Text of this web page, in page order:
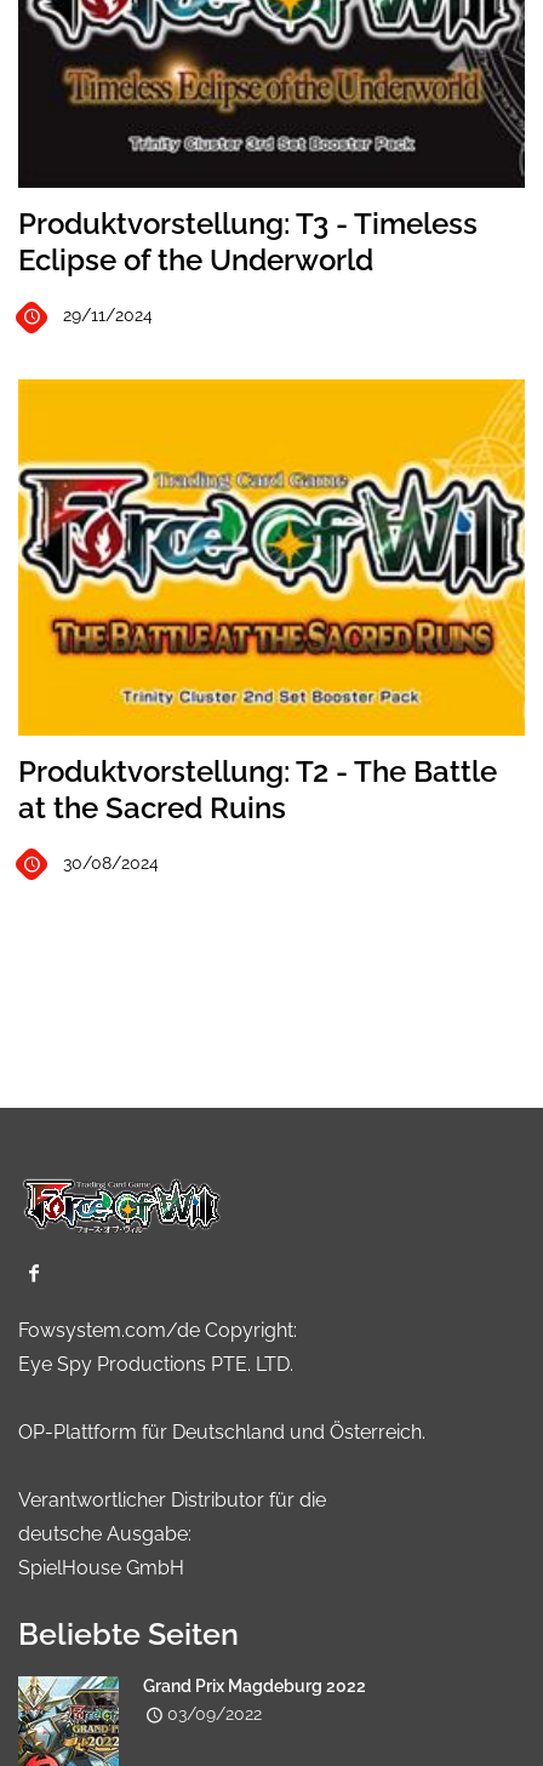
Produktvorstellung: T3 - Timeless
Eclipse of the Underworld
29/11/2024
Produktvorstellung: T2 - The Battle
at the Sacred Ruins
30/08/2024
Fowsystem.com/de Copyright:
Eye Spy Productions PTE. LTD.
OP-Plattform für Deutschland und Österreich.
Verantwortlicher Distributor für die
deutsche Ausgabe:
SpielHouse GmbH
Beliebte Seiten
Grand Prix Magdeburg 2022
03/09/2022